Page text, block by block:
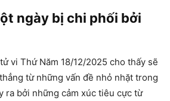
ngày bị chi phối bởi
vi Thứ Năm 18/12/2025 cho thấy sẽ
từ những vấn đề nhỏ nhặt trong
ra bởi những cảm xúc tiêu cực từ